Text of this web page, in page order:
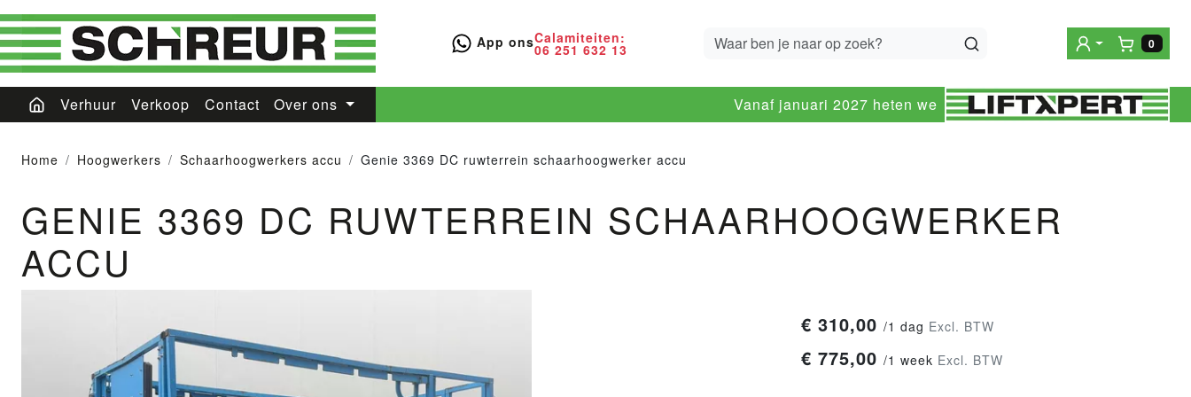
App onsCalamiteiten:
06 251 632 13 0
Verhuur Verkoop Contact Over ons Vanaf januari 2027 heten we
Home Hoogwerkers Schaarhoogwerkers accu Genie 3369 DC ruwterrein schaarhoogwerker accu
GENIE 3369 DC RUWTERREIN SCHAARHOOGWERKER
ACCU
€ 310,00 /1 dag Excl. BTW
€ 775,00 /1 week Excl. BTW